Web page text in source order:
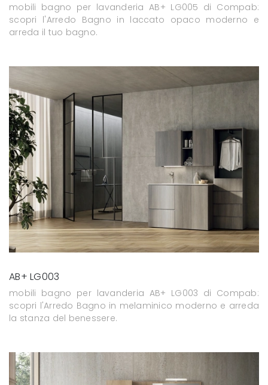
mobili bagno per lavanderia AB+ LG005 di Compab:
scopri l'Arredo Bagno in laccato opaco moderno e
arreda il tuo bagno.
AB+ LG003
mobili bagno per lavanderia AB+ LG003 di Compab:
scopri l'Arredo Bagno in melaminico moderno e arreda
la stanza del benessere.